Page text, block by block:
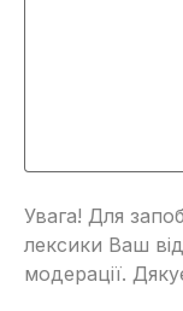
Увага! Для
лексики Ваш
модерації.